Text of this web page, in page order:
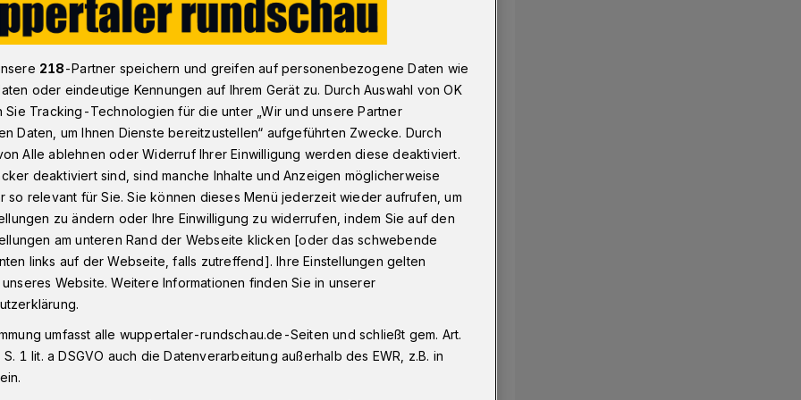
Februar dicht
ab Februar
der das Sonnborner Kreuz mit der
ab Februar 2015 für fünf Monate
Landesbetrieb "Straßen.NRW" am
218-Partner speichern und greifen auf personenbezogene Daten wie
oder eindeutige Kennungen auf Ihrem Gerät zu. Durch Auswahl von OK
Sie Tracking-Technologien für die unter „Wir und unsere Partner
Daten, um Ihnen Dienste bereitzustellen“ aufgeführten Zwecke. Durch
Alle ablehnen oder Widerruf Ihrer Einwilligung werden diese deaktiviert.
deaktiviert sind, sind manche Inhalte und Anzeigen möglicherweise
so relevant für Sie. Sie können dieses Menü jederzeit wieder aufrufen, um
zu ändern oder Ihre Einwilligung zu widerrufen, indem Sie auf den
am unteren Rand der Webseite klicken [oder das schwebende
links auf der Webseite, falls zutreffend]. Ihre Einstellungen gelten
Website. Weitere Informationen finden Sie in unserer
umfasst alle wuppertaler-rundschau.de-Seiten und schließt gem. Art.
1 lit. a DSGVO auch die Datenverarbeitung außerhalb des EWR, z.B. in